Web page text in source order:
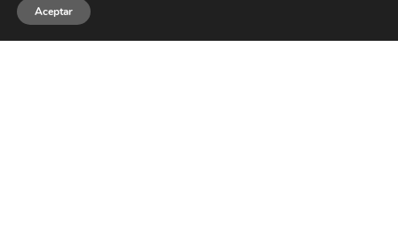
Taburetes Basculantes en tendencia
JULIUS GIRATORIA
CON RUEDAS
Aceptar
DeseosCarrito
Mi cuenta